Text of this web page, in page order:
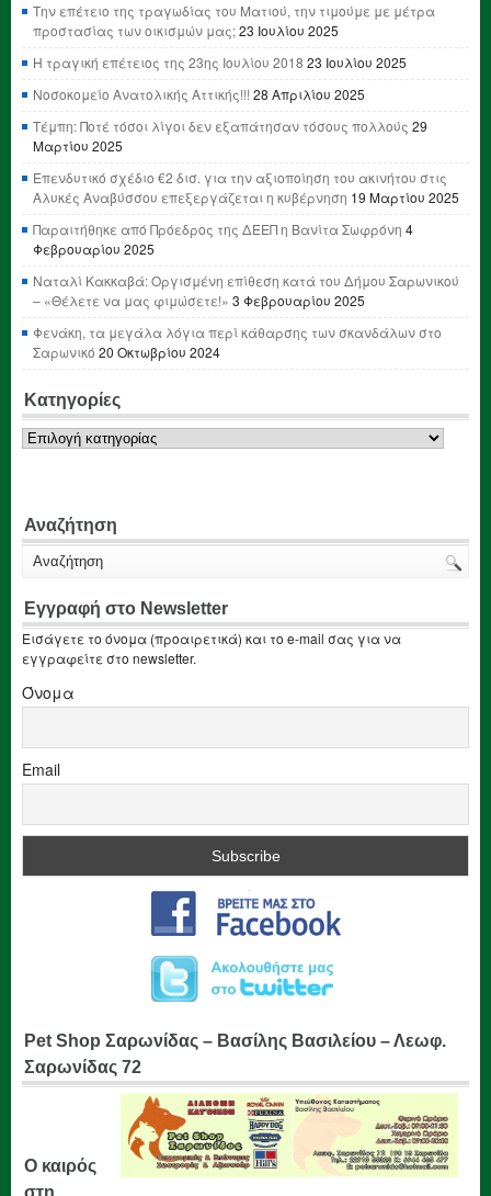
Την επέτειο της τραγωδίας του Ματιού, την τιμούμε με μέτρα
προστασίας των οικισμών μας;23 Ιουλίου 2025
Η τραγική επέτειος της 23ης Ιουλίου 2018 23 Ιουλίου 2025
Νοσοκομείο Ανατολικής Αττικής!!! 28 Απριλίου 2025
Τέμπη: Ποτέ τόσοι λίγοι δεν εξαπάτησαν τόσους πολλούς 29
Μαρτίου 2025
Επενδυτικό σχέδιο €2 δισ. για την αξιοποίηση του ακινήτου στις
Αλυκές Αναβύσσου επεξεργάζεται η κυβέρνηση 19 Μαρτίου 2025
Παραιτήθηκε από Πρόεδρος της ΔΕΕΠ η Βανίτα Σωφρόνη 4
Φεβρουαρίου 2025
Ναταλί Κακκαβά: Οργισμένη επίθεση κατά του Δήμου Σαρωνικού
– «Θέλετε να μας φιμώσετε!» 3 Φεβρουαρίου 2025
Φενάκη, τα μεγάλα λόγια περί κάθαρσης των σκανδάλων στο
Σαρωνικό 20 Οκτωβρίου 2024
Κατηγορίες
Κατηγορίες
Αναζήτηση
Εγγραφή στο Newsletter
Εισάγετε το όνομα (προαιρετικά) και το e-mail σας για να
εγγραφείτε στο newsletter.
Όνομα
Email
Pet Shop Σαρωνίδας – Βασίλης Βασιλείου – Λεωφ.
Σαρωνίδας 72
Ο καιρός
στη